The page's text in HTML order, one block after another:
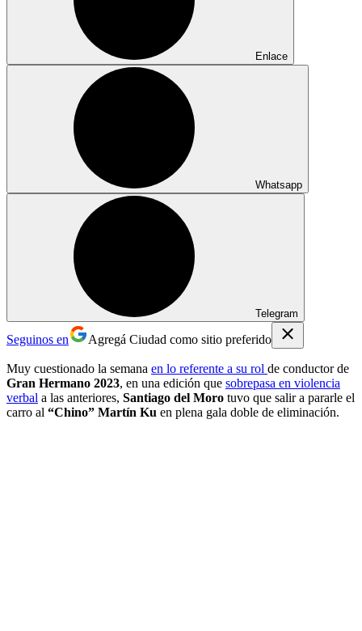
Enlace
Whatsapp
Telegram
Seguinos en Agregá Ciudad como sitio preferido
Muy cuestionado la semana en lo referente a su rol de conductor de
Gran Hermano 2023, en una edición que sobrepasa en violencia
verbal a las anteriores, Santiago del Moro tuvo que salir a pararle el
carro al “Chino” Martín Ku en plena gala doble de eliminación.